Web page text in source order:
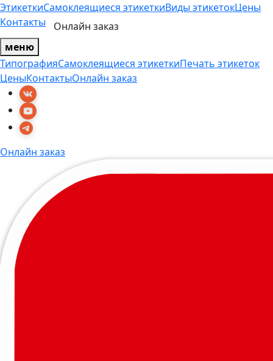
ЭтикеткиСамоклеящиеся этикеткиВиды этикетокЦены
Контакты
Онлайн заказ
меню
ТипографияСамоклеящиеся этикеткиПечать этикеток
ЦеныКонтактыОнлайн заказ
Онлайн заказ